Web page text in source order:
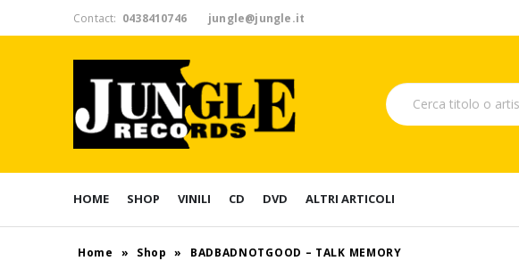
Contact: 0438410746 jungle@jungle.it
HOME SHOP VINILI CD DVD ALTRI ARTICOLI
Home » Shop » BADBADNOTGOOD – TALK MEMORY